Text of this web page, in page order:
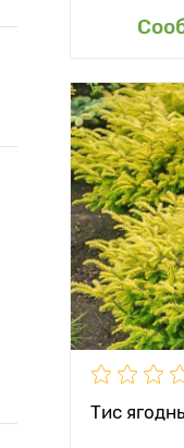
Тис
Высота
Растояние
растениями